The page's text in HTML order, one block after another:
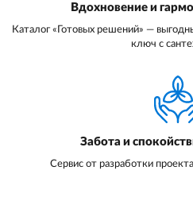
Вдохновение и
Каталог «Готовых решений» —
ключ с
Забота и
Сервис от разработки